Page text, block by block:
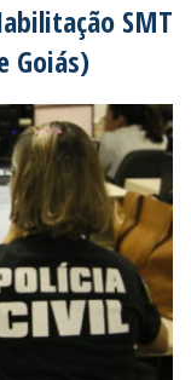
SMT
Goiás)